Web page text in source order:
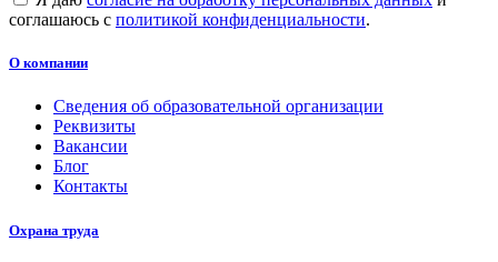
соглашаюсь с политикой конфиденциальности.
О компании
Сведения об образовательной организации
Реквизиты
Вакансии
Блог
Контакты
Охрана труда